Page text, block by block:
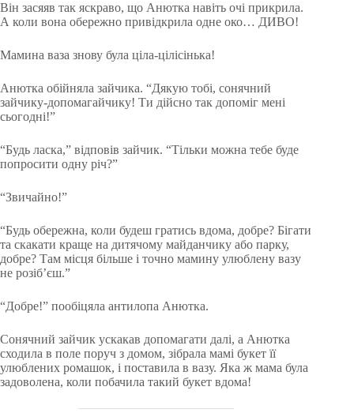
Він засяяв так яскраво, що Анютка навіть очі прикрила.
А коли вона обережно привідкрила одне око… ДИВО!
Мамина ваза знову була ціла-цілісінька!
Анютка обійняла зайчика. “Дякую тобі, сонячний
зайчику-допомагайчику! Ти дійсно так допоміг мені
сьогодні!”
“Будь ласка,” відповів зайчик. “Тільки можна тебе буде
попросити одну річ?”
“Звичайно!”
“Будь обережна, коли будеш гратись вдома, добре? Бігати
та скакати краще на дитячому майданчику або парку,
добре? Там місця більше і точно мамину улюблену вазу
не розіб’єш.”
“Добре!” пообіцяла антилопа Анютка.
Сонячний зайчик ускакав допомагати далі, а Анютка
сходила в поле поруч з домом, зібрала мамі букет її
улюблених ромашок, і поставила в вазу. Яка ж мама була
задоволена, коли побачила такий букет вдома!